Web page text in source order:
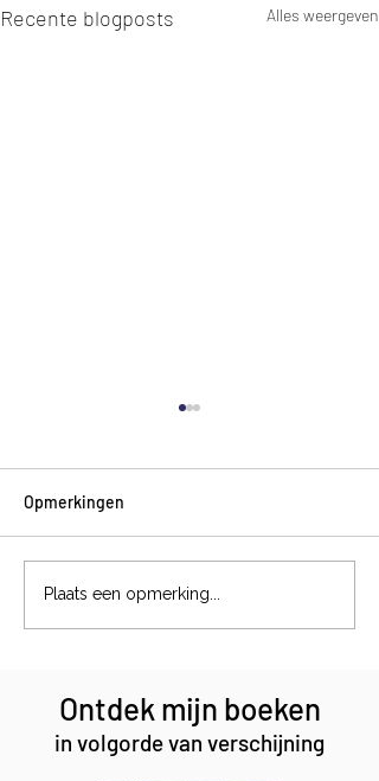
Recente blogposts Alles weergeven
Het jachtinstinct van een
podenco
Opmerkingen
Plaats een opmerking...
Ontdek mijn boeken
in volgorde van verschijning